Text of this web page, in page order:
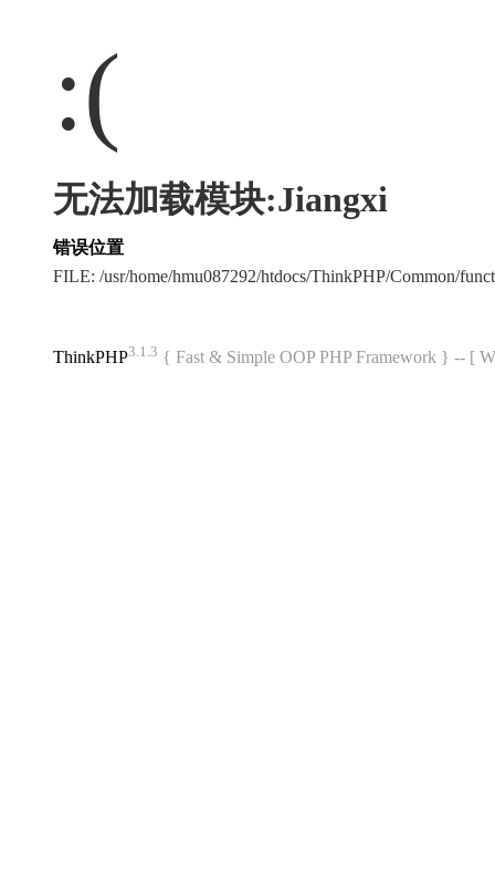
:(
无法加载模块:Jiangxi
错误位置
FILE: /usr/home/hmu087292/htdocs/ThinkPHP/Common/
ThinkPHP3.1.3 { Fast & Simple OOP PHP Framework } -- [